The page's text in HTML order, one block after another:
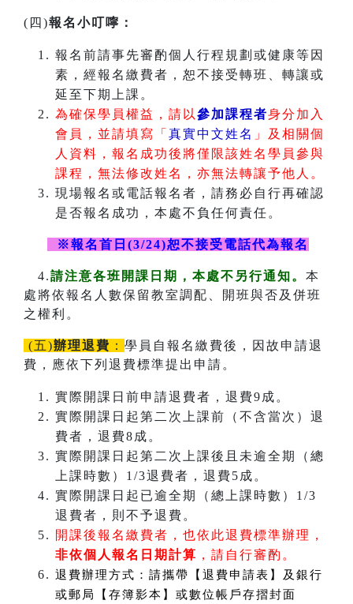
(四)報名小叮嚀：
報名前請事先審酌個人行程規劃或健康等因
素，經報名繳費者，恕不接受轉班、轉讓或
延至下期上課。
為確保學員權益，請以 參加課程者身分加入
會員，並請填寫「 真實中文姓名 」及相關個
人資料，報名成功後將僅限該姓名學員參與
課程，無法修改姓名，亦無法轉讓予他人。
現場報名或電話報名者，請務必自行再確認
是否報名成功，本處不負任何責任。
※報名首日(3/24)恕不接受電話代為報名
4.請注意各班開課日期，本處不另行通知。 本
處將依報名人數保留教室調配、開班與否及併班
之權利。
(五)辦理退費 ： 學員自報名繳費後，因故申請退
費，應依下列退費標準提出申請。
實際開課日前申請退費者，退費9成。
實際開課日起第二次上課前（不含當次）退
費者，退費8成。
實際開課日起第二次上課後且未逾全期（總
上課時數）1/3退費者，退費5成。
實際開課日起已逾全期（總上課時數）1/3
退費者，則不予退費。
開課後報名繳費者，也依此退費標準辦理，
非依個人報名日期計算 ，請自行審酌。
退費辦理方式： 請攜帶【退費申請表】及銀行
或郵局【存簿影本】或數位帳戶存摺封面